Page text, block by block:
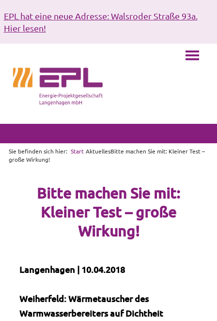
EPL hat eine neue Adresse: Walsroder Straße 93a.
Hier lesen!
Sie befinden sich hier: Start AktuellesBitte machen Sie mit: Kleiner Test –
große Wirkung!
Bitte machen Sie mit:
Kleiner Test – große
Wirkung!
Langenhagen | 10.04.2018
Weiherfeld: Wärmetauscher des
Warmwasserbereiters auf Dichtheit